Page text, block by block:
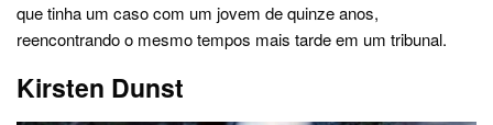
que tinha um caso com um jovem de quinze anos,
reencontrando o mesmo tempos mais tarde em um tribunal.
Kirsten Dunst